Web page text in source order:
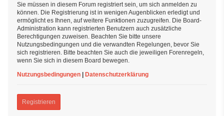
Sie müssen in diesem Forum registriert sein, um sich anmelden zu
können. Die Registrierung ist in wenigen Augenblicken erledigt und
ermöglicht es Ihnen, auf weitere Funktionen zuzugreifen. Die Board-
Administration kann registrierten Benutzern auch zusätzliche
Berechtigungen zuweisen. Beachten Sie bitte unsere
Nutzungsbedingungen und die verwandten Regelungen, bevor Sie
sich registrieren. Bitte beachten Sie auch die jeweiligen Forenregeln,
wenn Sie sich in diesem Board bewegen.
Nutzungsbedingungen | Datenschutzerklärung
Registrieren